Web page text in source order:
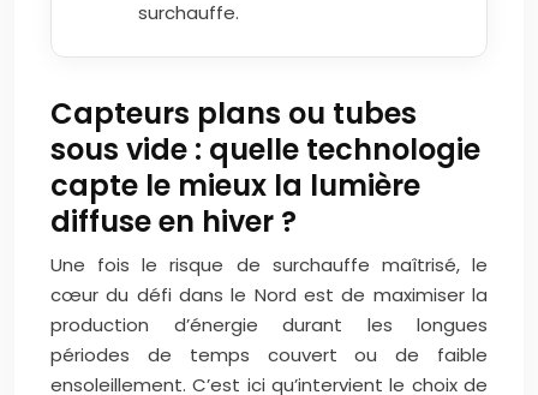
surchauffe.
Capteurs plans ou tubes
sous vide : quelle technologie
capte le mieux la lumière
diffuse en hiver ?
Une fois le risque de surchauffe maîtrisé, le
cœur du défi dans le Nord est de maximiser la
production d’énergie durant les longues
périodes de temps couvert ou de faible
ensoleillement. C’est ici qu’intervient le choix de